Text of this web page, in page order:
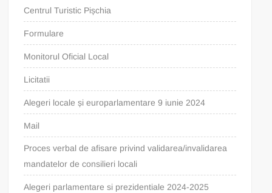
Centrul Turistic Pișchia
Formulare
Monitorul Oficial Local
Licitatii
Alegeri locale și europarlamentare 9 iunie 2024
Mail
Proces verbal de afisare privind validarea/invalidarea
mandatelor de consilieri locali
Alegeri parlamentare si prezidentiale 2024-2025